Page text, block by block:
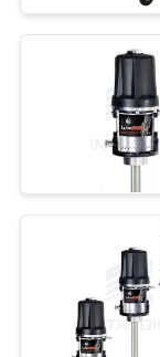
ΖΗΤΉΣΤΕ
ΠΡΟΣΦΟΡΆ
SITEMAP
PRIVACY
POLICY